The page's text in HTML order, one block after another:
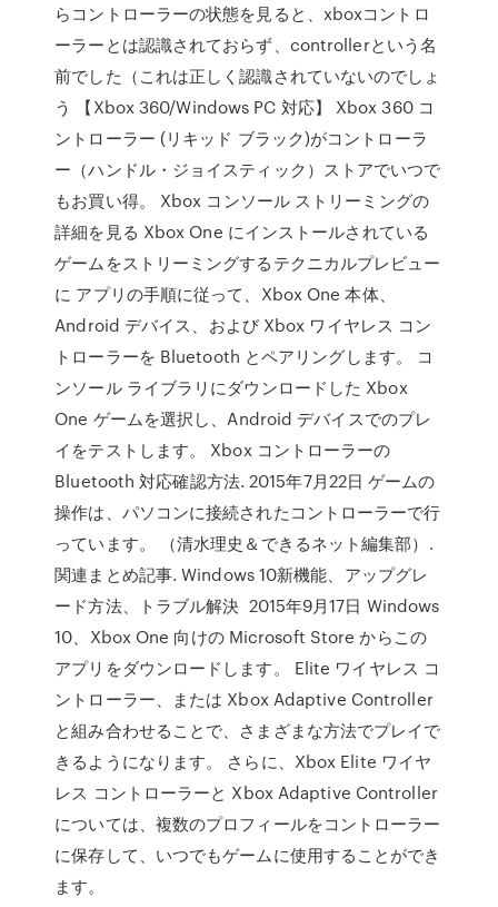
らコントローラーの状態を見ると、xboxコントロ
ーラーとは認識されておらず、controllerという名
前でした（これは正しく認識されていないのでしょ
う 【Xbox 360/Windows PC 対応】 Xbox 360 コ
ントローラー (リキッド ブラック)がコントローラ
ー（ハンドル・ジョイスティック）ストアでいつで
もお買い得。 Xbox コンソール ストリーミングの
詳細を見る Xbox One にインストールされている
ゲームをストリーミングするテクニカルプレビュー
に アプリの手順に従って、Xbox One 本体、
Android デバイス、および Xbox ワイヤレス コン
トローラーを Bluetooth とペアリングします。 コ
ンソール ライブラリにダウンロードした Xbox
One ゲームを選択し、Android デバイスでのプレ
イをテストします。 Xbox コントローラーの
Bluetooth 対応確認方法. 2015年7月22日 ゲームの
操作は、パソコンに接続されたコントローラーで行
っています。 （清水理史＆できるネット編集部）.
関連まとめ記事. Windows 10新機能、アップグレ
ード方法、トラブル解決 2015年9月17日 Windows
10、Xbox One 向けの Microsoft Store からこの
アプリをダウンロードします。 Elite ワイヤレス コ
ントローラー、または Xbox Adaptive Controller
と組み合わせることで、さまざまな方法でプレイで
きるようになります。 さらに、Xbox Elite ワイヤ
レス コントローラーと Xbox Adaptive Controller
については、複数のプロフィールをコントローラー
に保存して、いつでもゲームに使用することができ
ます。